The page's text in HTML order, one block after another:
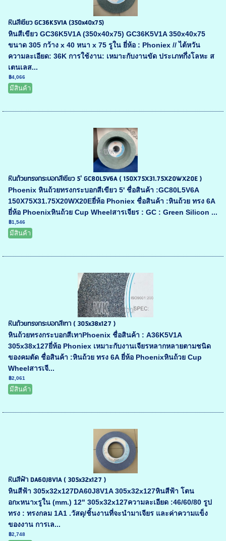
หินสีเขียว GC36K5V1A (350x40x75)
หินสีเขียว GC36K5V1A (350x40x75) GC36K5V1A 350x40x75
ขนาด 305 กว้าง x 40 หนา x 75 รูใน ยี่ห้อ : Phoniex // ไต้หวัน
ความละเอียด: 36K การใช้งาน: เหมาะกับงานขัด ประเภทกึ่งโลหะ ส
เตนเลส...
฿4,066
มีสินค้า
หินถ้วยทรงกระบอกสีเขียว 5' GC80L5V6A ( 150X75X31.75X20WX20E )
Phoenix หินถ้วยทรงกระบอกสีเขียว 5' ชื่อสินค้า :GC80L5V6A
150X75X31.75X20WX20Eยี่ห้อ Phoniex ชื่อสินค้า :หินถ้วย ทรง 6A
ยี่ห้อ Phoenixหินถ้วย Cup Wheelสารเจียร : GC : Green Silicon ...
฿1,546
มีสินค้า
หินถ้วยทรงกระบอกสีเทา ( 305x38x127 )
หินถ้วยทรงกระบอกสีเทาPhoenix ชื่อสินค้า : A36K5V1A
305x38x127ยี่ห้อ Phoniex เหมาะกับงานเจียรหลากหลายตามชนิด
ของคมตัด ชื่อสินค้า :หินถ้วย ทรง 6A ยี่ห้อ Phoenixหินถ้วย Cup
Wheelสารเจี...
฿2,061
มีสินค้า
หินสีฟ้า DA60J8V1A ( 305x32x127 )
หินสีฟ้า 305x32x127DA60J8V1A 305x32x127หินสีฟ้า โตน
อกxหนาxรูใน (mm.) 12" 305x32x127ความละเอียด :46/60/80 รูป
ทรง : ทรงกลม 1A1 .วัสดุ/ชิ้นงานที่จะนำมาเจียร และค่าความแข็ง
ของงาน การเล...
฿2,748